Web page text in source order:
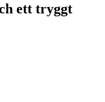
ett tryggt